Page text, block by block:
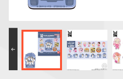
PROJECT R.E.D.・
スーパー戦隊シリー
ズ
ポケットモン
つりグミ SMPシリー